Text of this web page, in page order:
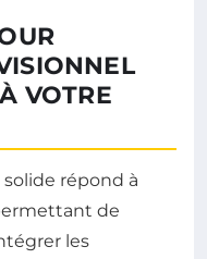
VOTRE
répond à
de
les